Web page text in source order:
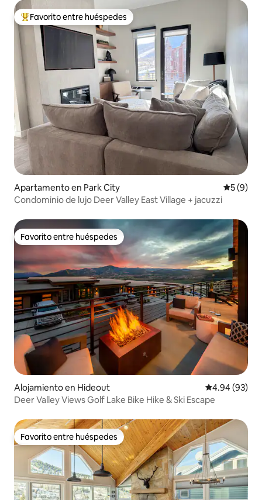
Favorito entre huéspedes preferido
Favorito entre huéspedes
Apartamento en Park City
5 (9)
Condominio de lujo Deer Valley East Village + jacuzzi
Favorito entre huéspedes
Favorito entre huéspedes
Alojamiento en Hideout Calificación
4.94 (93)
Deer Valley Views Golf Lake Bike Hike & Ski Escape
Favorito entre huéspedes
Favorito entre huéspedes